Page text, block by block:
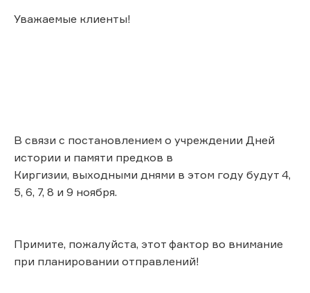
Уважаемые клиенты!
В связи с постановлением о учреждении Дней
истории и памяти предков в
Киргизии, выходными днями в этом году будут 4,
5, 6, 7, 8 и 9 ноября.
Примите, пожалуйста, этот фактор во внимание
при планировании отправлений!